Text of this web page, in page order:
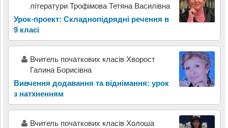
літератури Трофімова Тетяна Василівна
Урок-проект: Складнопідрядні речення в
9 класі
Вчитель початкових класів Хворост
Галина Борисівна
Вивчення додавання та віднімання: урок
з натхненням
Вчитель початкових класів Холоша